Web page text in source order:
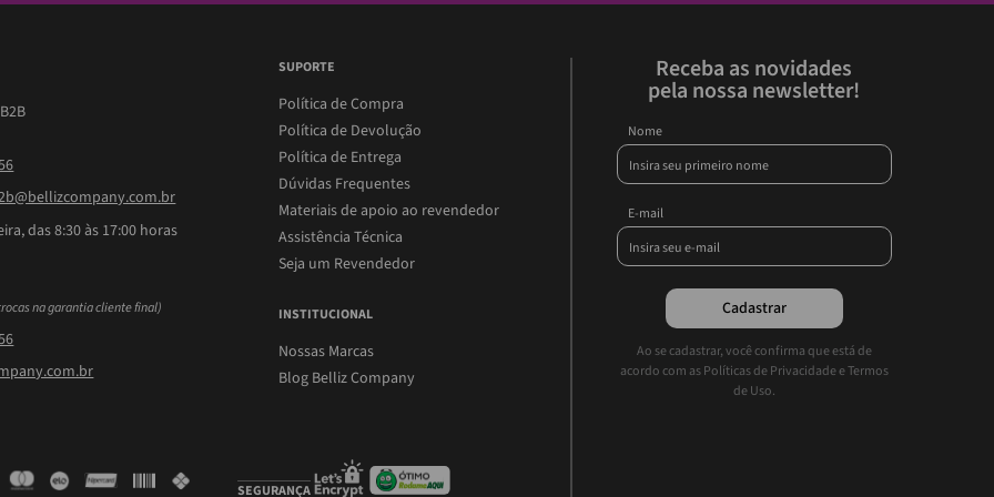
das 8:30 às 17:00 horas
na garantia cliente final)
SUPORTE
Política de Compra
Política de Devolução
Política de Entrega
Dúvidas Frequentes
Materiais de apoio ao revendedor
Assistência Técnica
Seja um Revendedor
INSTITUCIONAL
Nossas Marcas
Blog Belliz Company
SEGURANÇA
Receba as novidades
pela nossa newsletter!
Nome
E-mail
Cadastrar
Ao se cadastrar, você confirma que está de
acordo com as Políticas de Privacidade e Termos
de Uso.